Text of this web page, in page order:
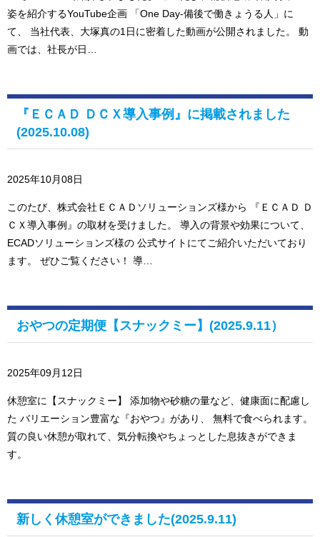
姿を紹介するYouTube企画 「One Day-備後で働きょうる人」に
て、 当社代表、大塚真の1日に密着した動画が公開されました。 動
画では、社長が日…
『ＥＣＡＤ ＤＣＸ導入事例』に掲載されました
(2025.10.08)
2025年10月08日
このたび、株式会社ＥＣＡＤソリューションズ様から 『ＥＣＡＤ Ｄ
ＣＸ導入事例』の取材を受けました。 導入の背景や効果について、
ECADソリューションズ様の 公式サイトにてご紹介いただいており
ます。 ぜひご覧ください！ 導…
おやつの定期便【スナックミー】(2025.9.11）
2025年09月12日
休憩室に【スナックミー】 添加物や砂糖の量など、健康面に配慮し
た バリエーション豊富な『おやつ』があり、 無料で食べられます。
質の良い休憩が取れて、気分転換やちょっとした息抜きができま
す。
新しく休憩室ができました(2025.9.11)